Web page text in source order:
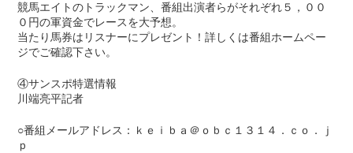
競馬エイトのトラックマン、番組出演者らがそれぞれ５，００
０円の軍資金でレースを大予想。
当たり馬券はリスナーにプレゼント！詳しくは番組ホームペー
ジでご確認下さい。
④サンスポ特選情報
川端亮平記者
○番組メールアドレス：ｋｅｉｂａ＠ｏｂｃ１３１４．ｃｏ．ｊ
ｐ